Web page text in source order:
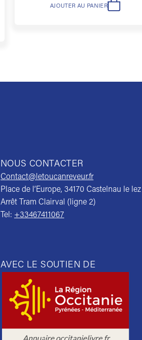
AJOUTER AU PANIER
NOUS CONTACTER
Contact@letoucanreveur.fr
Place de l’Europe, 34170 Castelnau le lez
Arrêt Tram Clairval (ligne 2)
Tel: +33467411067
AVEC LE SOUTIEN DE